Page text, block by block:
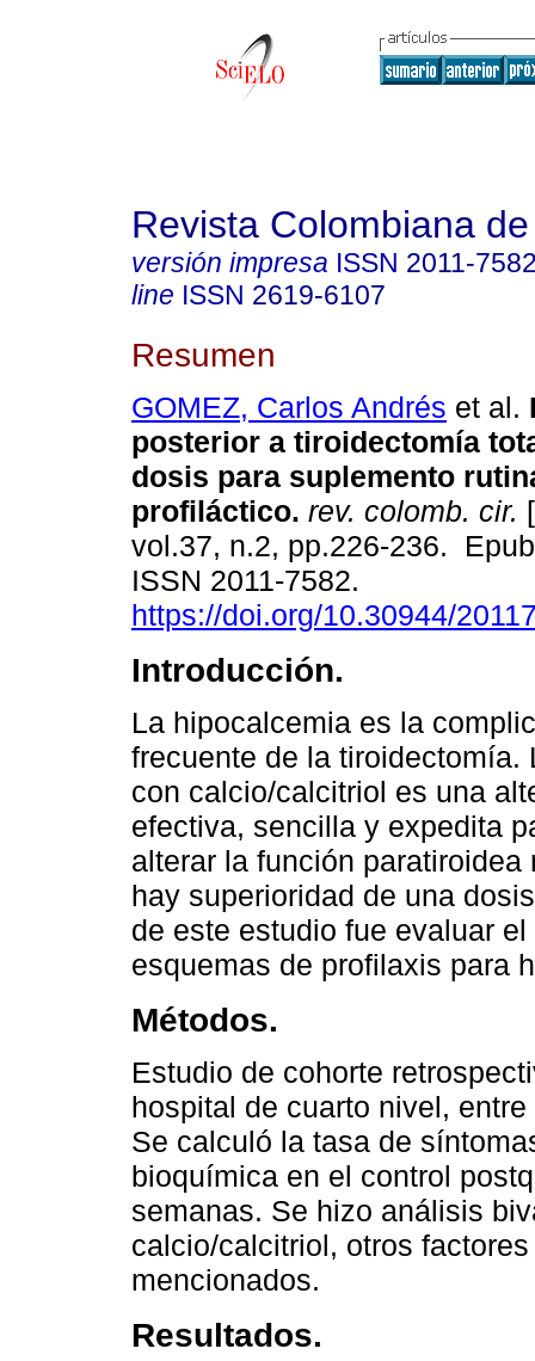
Revista Colombiana
versión impresa ISSN 2011-
line ISSN 2619-6107
Resumen
GOMEZ, Carlos Andrés et al.
posterior a tiroidectomía
dosis para suplemento
profiláctico. rev. colomb. cir.
vol.37, n.2, pp.226-236.
ISSN 2011-7582.
https://doi.org/10.30944/
Introducción.
La hipocalcemia es la
frecuente de la tiroidectomía.
con calcio/calcitriol es una
efectiva, sencilla y expedita
alterar la función
hay superioridad de una
de este estudio fue evaluar
esquemas de profilaxis para
Métodos.
Estudio de cohorte
hospital de cuarto nivel,
Se calculó la tasa de
bioquímica en el control
semanas. Se hizo análisis
calcio/calcitriol, otros
mencionados.
Resultados.